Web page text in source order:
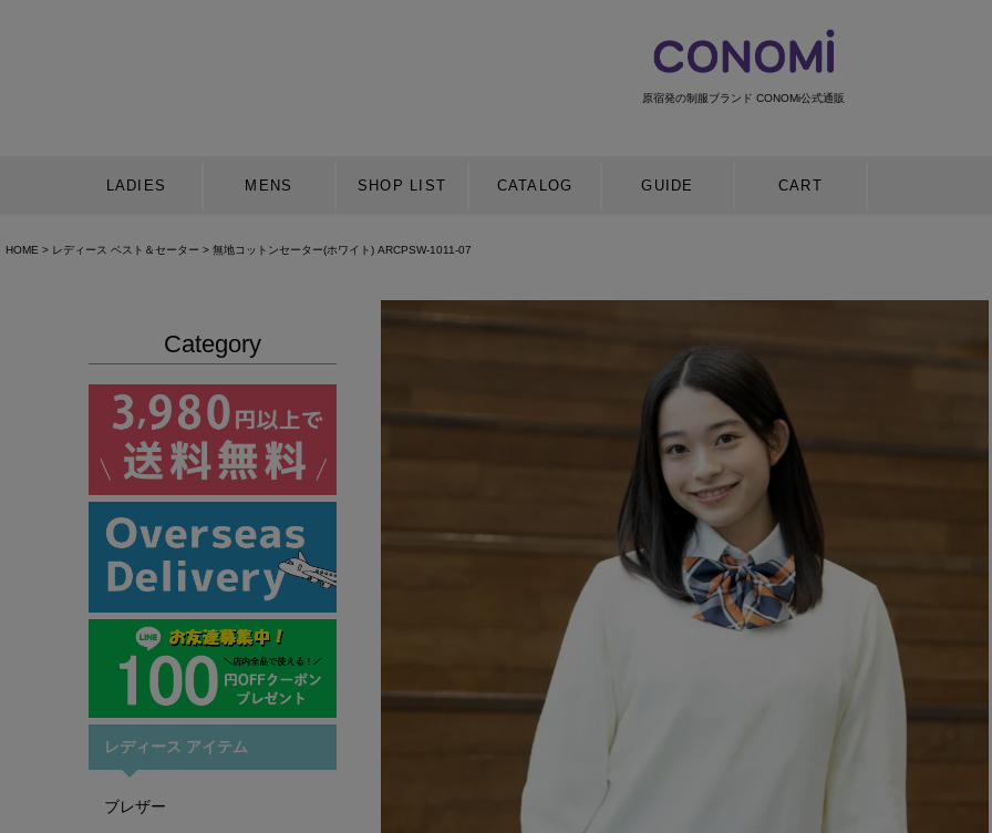
原宿発の制服ブランド CONOMi公式通販
LADIES MENS SHOP LIST CATALOG GUIDE CART
HOME レディース ベスト＆セーター 無地コットンセーター(ホワイト) ARCPSW-1011-07
Category
レディース アイテム
ブレザー